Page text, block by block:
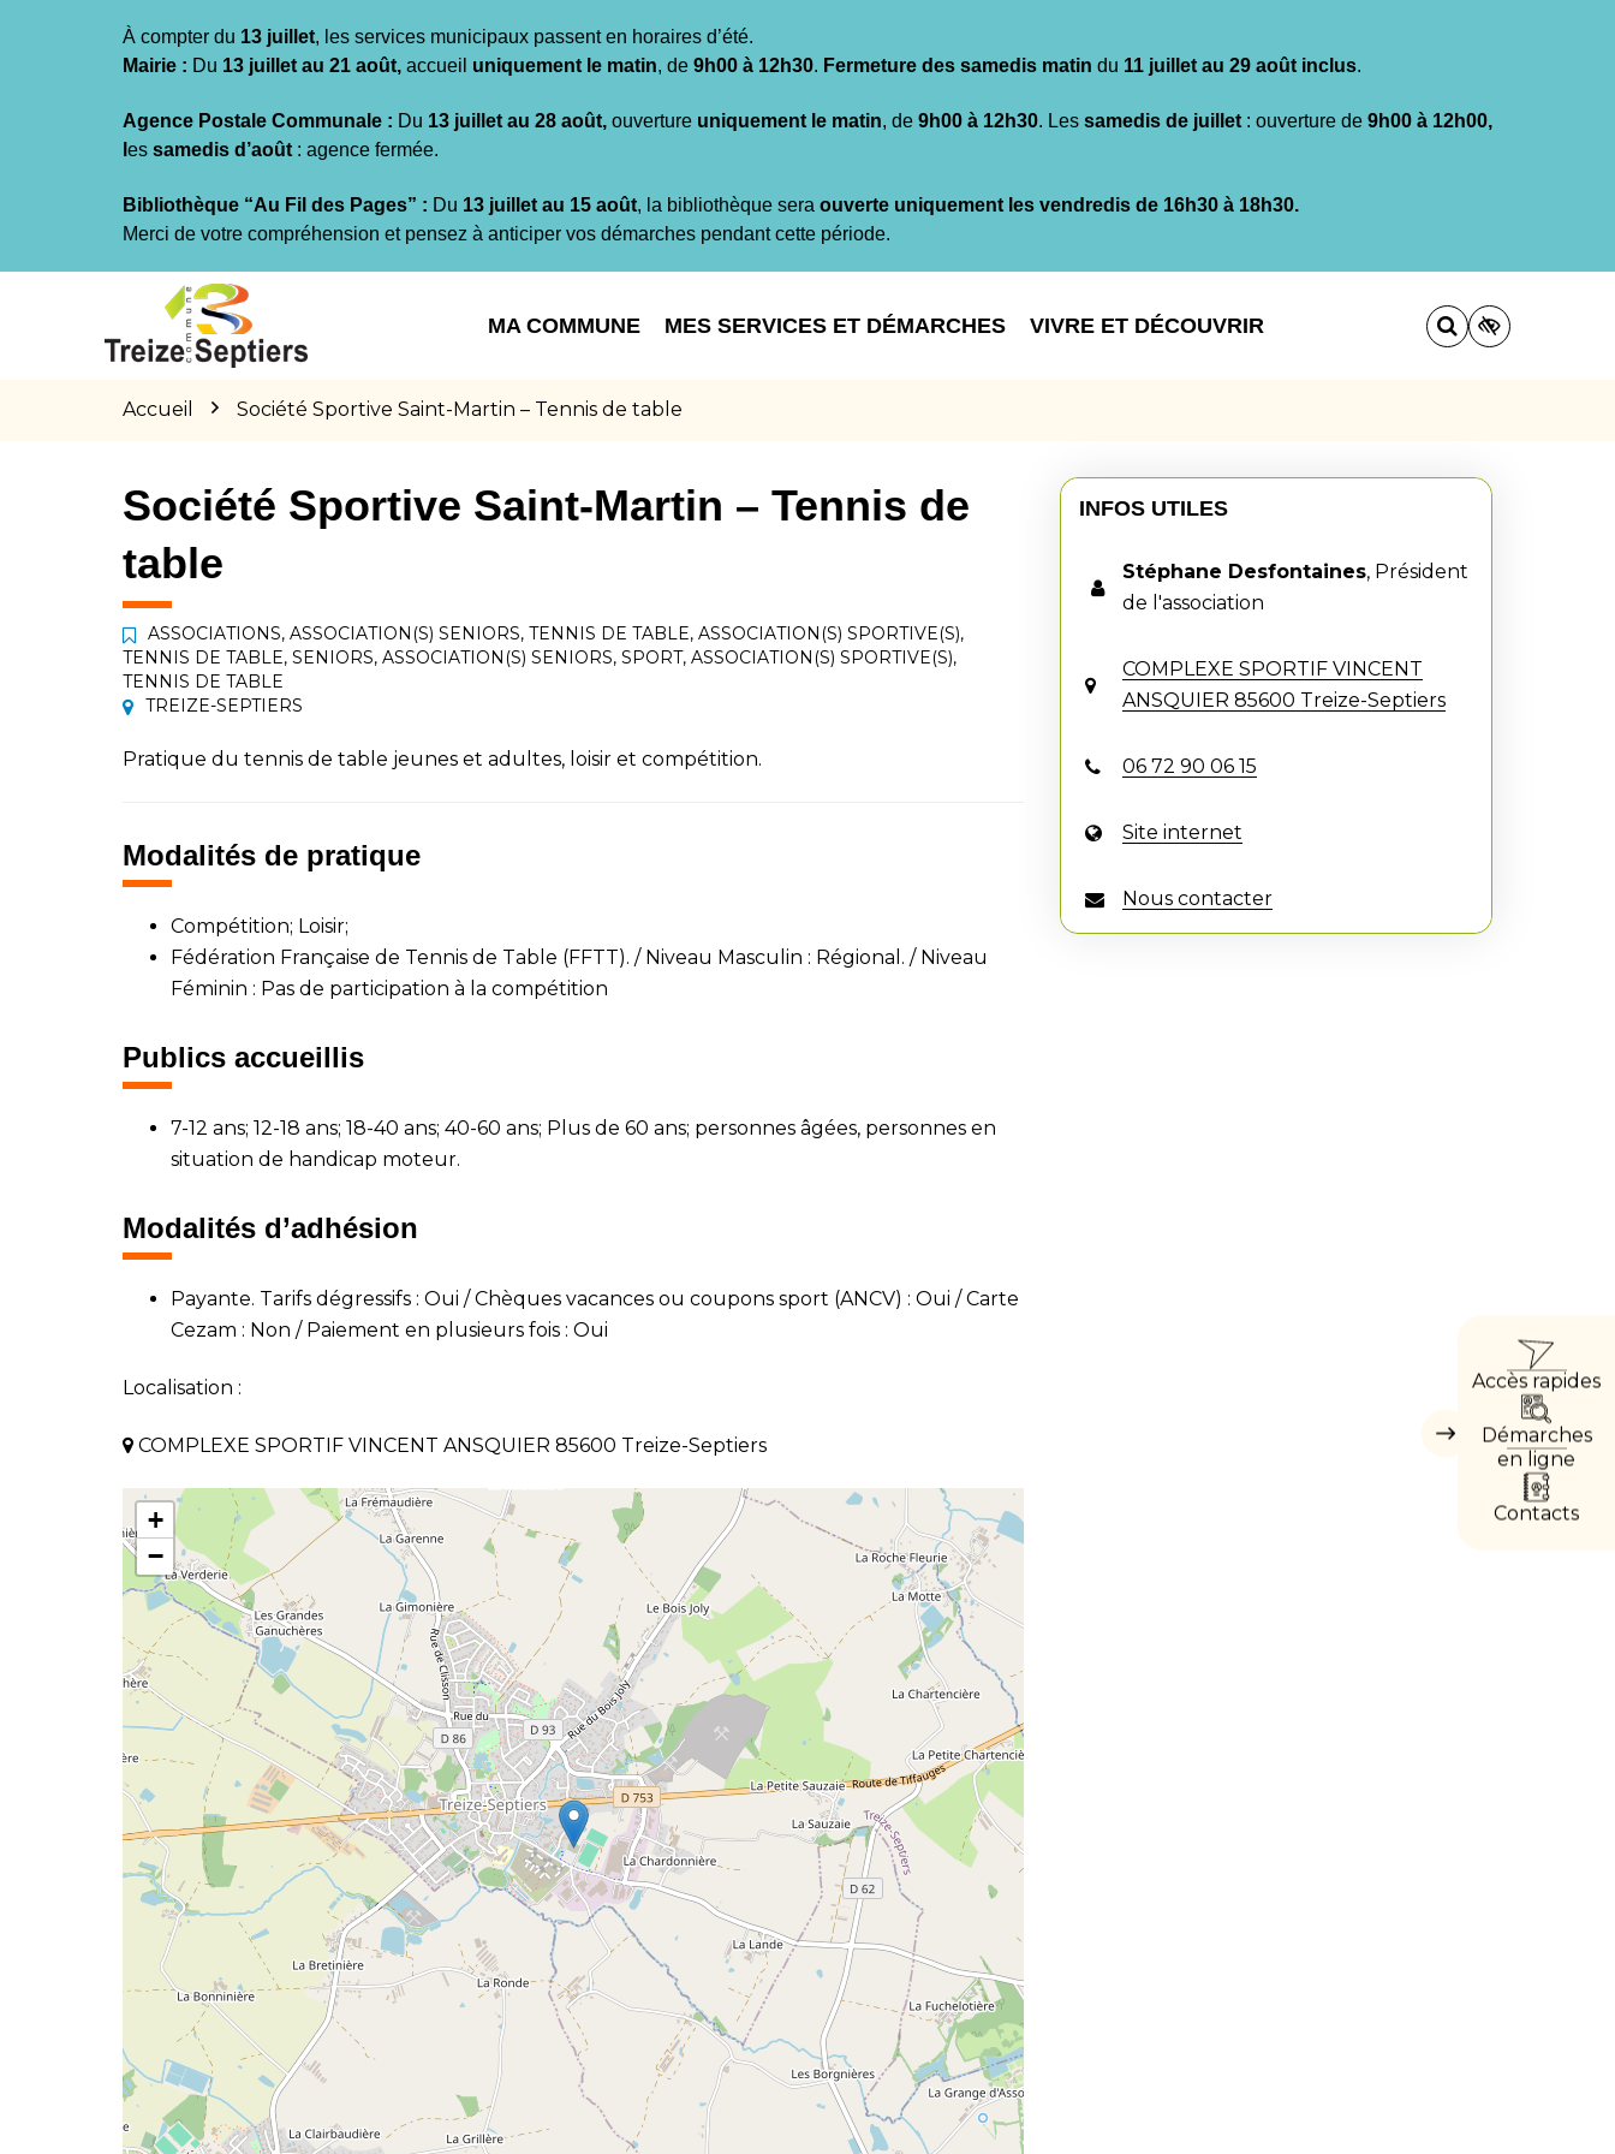
À compter du 13 juillet, les services municipaux passent en horaires d’été.
Mairie : Du 13 juillet au 21 août, accueil uniquement le matin, de 9h00 à 12h30. Fermeture des samedis matin du 11 juillet au 29 août inclus.
Agence Postale Communale : Du 13 juillet au 28 août, ouverture uniquement le matin, de 9h00 à 12h30. Les samedis de juillet : ouverture de 9h00 à 12h00,
es samedis d’août : agence fermée.
Bibliothèque “Au Fil des Pages” : Du 13 juillet au 15 août, la bibliothèque sera ouverte uniquement les vendredis de 16h30 à 18h30.
Merci de votre compréhension et pensez à anticiper vos démarches pendant cette période.
MA COMMUNE MES SERVICES ET DÉMARCHES VIVRE ET DÉCOUVRIR
Accueil Société Sportive Saint-Martin – Tennis de table
Masquer
Accès rapides
Démarches
en ligne
Contacts
Société Sportive Saint-Martin – Tennis de
table
ASSOCIATIONS, ASSOCIATION(S) SENIORS, TENNIS DE TABLE, ASSOCIATION(S) SPORTIVE(S),
TENNIS DE TABLE, SENIORS, ASSOCIATION(S) SENIORS, SPORT, ASSOCIATION(S) SPORTIVE(S),
TENNIS DE TABLE
TREIZE-SEPTIERS
Pratique du tennis de table jeunes et adultes, loisir et compétition.
Modalités de pratique
Compétition; Loisir;
Fédération Française de Tennis de Table (FFTT). / Niveau Masculin : Régional. / Niveau
Féminin : Pas de participation à la compétition
Publics accueillis
7-12 ans; 12-18 ans; 18-40 ans; 40-60 ans; Plus de 60 ans; personnes âgées, personnes en
situation de handicap moteur.
Modalités d’adhésion
Payante. Tarifs dégressifs : Oui / Chèques vacances ou coupons sport (ANCV) : Oui / Carte
Cezam : Non / Paiement en plusieurs fois : Oui
Localisation :
COMPLEXE SPORTIF VINCENT ANSQUIER 85600 Treize-Septiers
+
−
INFOS UTILES
Stéphane Desfontaines, Président
de l'association
COMPLEXE SPORTIF VINCENT
ANSQUIER 85600 Treize-Septiers
06 72 90 06 15
Site internet
Nous contacter